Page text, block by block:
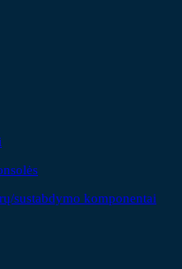
sustabdymo komponentai